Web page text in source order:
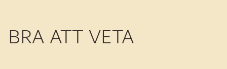
BRA ATT VETA